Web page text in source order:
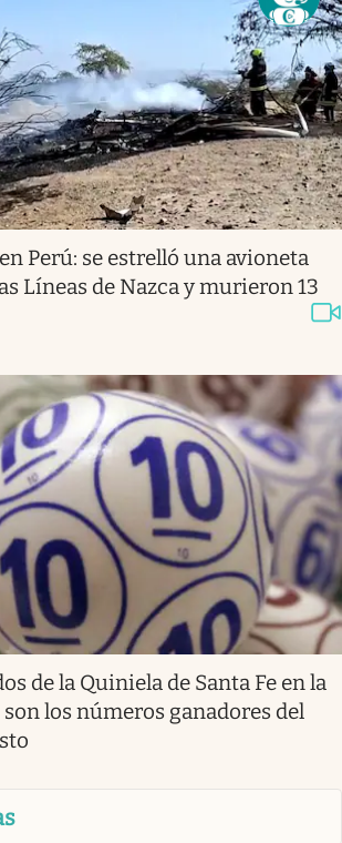
Perú: se estrelló una avioneta
Líneas de Nazca y murieron 13
de la Quiniela de Santa Fe en la
los números ganadores del